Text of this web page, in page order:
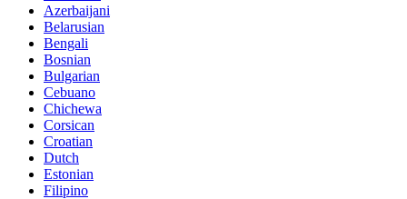
Azerbaijani
Belarusian
Bengali
Bosnian
Bulgarian
Cebuano
Chichewa
Corsican
Croatian
Dutch
Estonian
Filipino